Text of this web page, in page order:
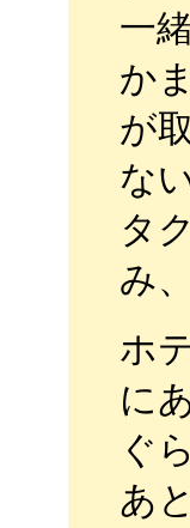
一
か
が
な
タ
み
ホ
に
ぐ
あ